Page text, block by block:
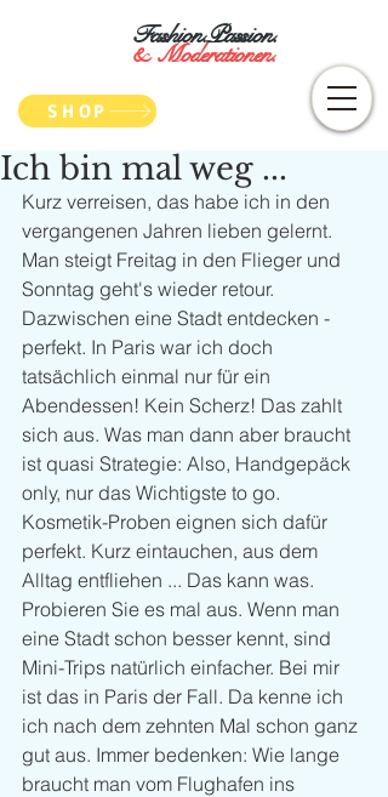
Fashion.Passion.
&Moderationen.
SHOP
Ich bin mal weg ...
Kurz verreisen, das habe ich in den
vergangenen Jahren lieben gelernt.
Man steigt Freitag in den Flieger und
Sonntag geht's wieder retour.
Dazwischen eine Stadt entdecken -
perfekt. In Paris war ich doch
tatsächlich einmal nur für ein
Abendessen! Kein Scherz! Das zahlt
sich aus. Was man dann aber braucht
ist quasi Strategie: Also, Handgepäck
only, nur das Wichtigste to go.
Kosmetik-Proben eignen sich dafür
perfekt. Kurz eintauchen, aus dem
Alltag entfliehen ... Das kann was.
Probieren Sie es mal aus. Wenn man
eine Stadt schon besser kennt, sind
Mini-Trips natürlich einfacher. Bei mir
ist das in Paris der Fall. Da kenne ich
ich nach dem zehnten Mal schon ganz
gut aus. Immer bedenken: Wie lange
braucht man vom Flughafen ins